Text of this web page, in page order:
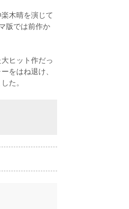
木晴を演じて
版では前作か
ヒット作だっ
をはね退け、
た。